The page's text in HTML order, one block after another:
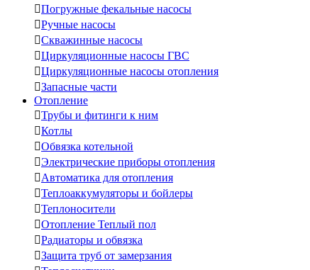
Погружные фекальные насосы
Ручные насосы
Скважинные насосы
Циркуляционные насосы ГВС
Циркуляционные насосы отопления
Запасные части
Отопление
Трубы и фитинги к ним
Котлы
Обвязка котельной
Электрические приборы отопления
Автоматика для отопления
Теплоаккумуляторы и бойлеры
Теплоносители
Отопление Теплый пол
Радиаторы и обвязка
Защита труб от замерзания